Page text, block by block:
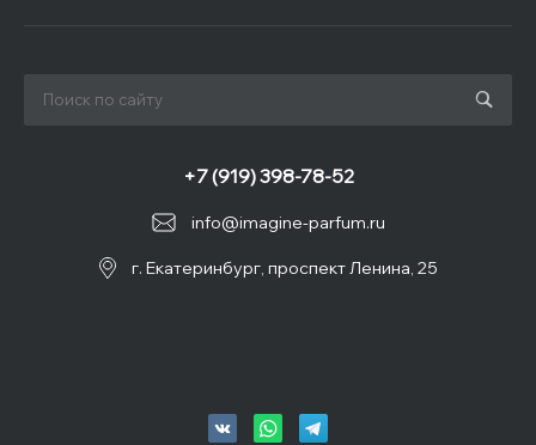
info@imagine-parfum.ru
+7 (919) 398-78-52
г. Екатеринбург, проспект Ленина, 25